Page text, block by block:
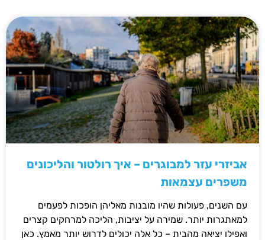
אביזרי עזר למבוגרים – איך רולטור והליכונים
משפרים עצמאות
עם השנים, פעולות שהיו מובנות מאליהן הופכות לפעמים
למאתגרות יותר. שמירה על יציבות, הליכה למרחקים קצרים
ואפילו יציאה מהבית – כל אלה יכולים לדרוש יותר מאמץ. כאן